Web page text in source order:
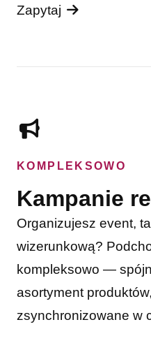
Zapytaj
KOMPLEKSOWO
Kampanie
Organizujesz event,
wizerunkową?
kompleksowo —
asortyment
zsynchronizowane w